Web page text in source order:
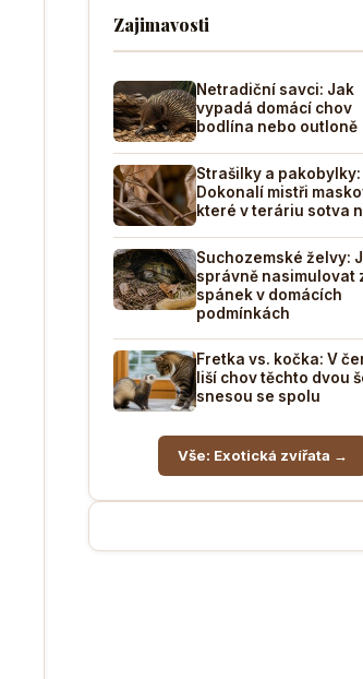
Zajimavosti
Netradiční savci: Jak
vypadá domácí chov
bodlína nebo outloně
Strašilky a pakobylky:
Dokonalí mistři
které v teráriu sotva
Suchozemské želvy:
správně nasimulovat
spánek v domácích
podmínkách
Fretka vs. kočka: V
liší chov těchto dvou
snesou se spolu
Vše: Exotická zvířata →